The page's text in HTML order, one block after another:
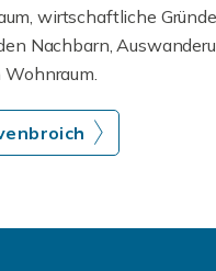
wirtschaftliche
Nachbarn,